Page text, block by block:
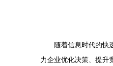
随着信息时代的快
力企业优化决策、提升